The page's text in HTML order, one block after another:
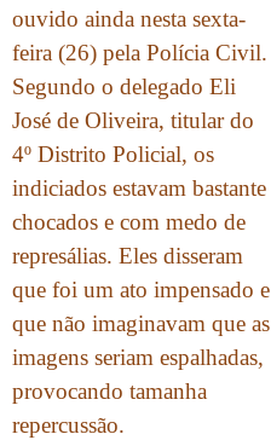
ouvido ainda nesta sexta-
feira (26) pela Polícia Civil.
Segundo o delegado Eli
José de Oliveira, titular do
4º Distrito Policial, os
indiciados estavam bastante
chocados e com medo de
represálias. Eles disseram
que foi um ato impensado e
que não imaginavam que as
imagens seriam espalhadas,
provocando tamanha
repercussão.